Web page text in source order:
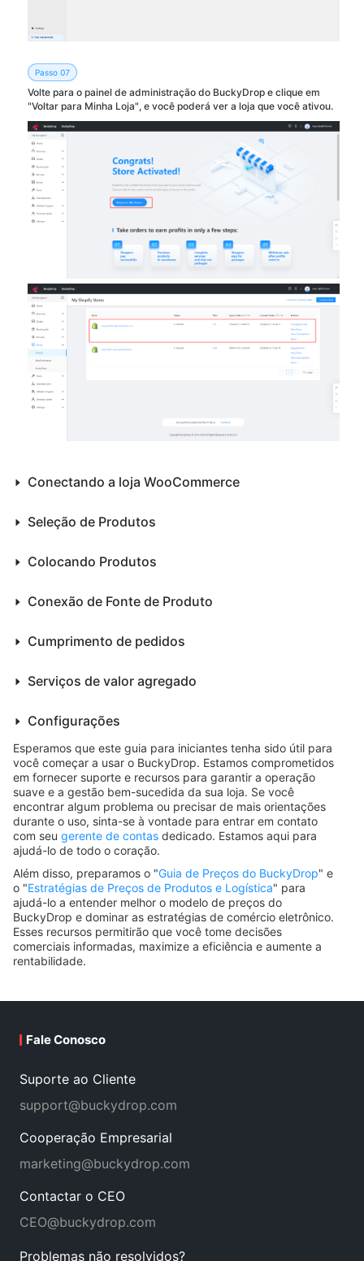
Passo 07
Volte para o painel de administração do BuckyDrop e clique em
"Voltar para Minha Loja", e você poderá ver a loja que você ativou.
Conectando a loja WooCommerce
Seleção de Produtos
Colocando Produtos
Conexão de Fonte de Produto
Cumprimento de pedidos
Serviços de valor agregado
Configurações
Esperamos que este guia para iniciantes tenha sido útil para
você começar a usar o BuckyDrop. Estamos comprometidos
em fornecer suporte e recursos para garantir a operação
suave e a gestão bem-sucedida da sua loja. Se você
encontrar algum problema ou precisar de mais orientações
durante o uso, sinta-se à vontade para entrar em contato
com seu gerente de contas dedicado. Estamos aqui para
ajudá-lo de todo o coração.
Além disso, preparamos o "Guia de Preços do BuckyDrop" e
o "Estratégias de Preços de Produtos e Logística" para
ajudá-lo a entender melhor o modelo de preços do
BuckyDrop e dominar as estratégias de comércio eletrônico.
Esses recursos permitirão que você tome decisões
comerciais informadas, maximize a eficiência e aumente a
rentabilidade.
Fale Conosco
Suporte ao Cliente
support@buckydrop.com
Cooperação Empresarial
marketing@buckydrop.com
Contactar o CEO
CEO@buckydrop.com
Problemas não resolvidos?